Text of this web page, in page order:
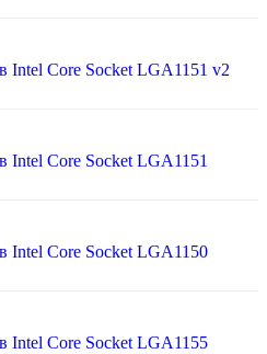
Intel Core Socket LGA1151 v2
Intel Core Socket LGA1151
Intel Core Socket LGA1150
Intel Core Socket LGA1155